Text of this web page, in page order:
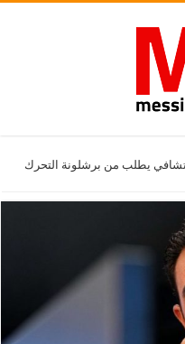
تشافي يطلب من برشلونة التحرك